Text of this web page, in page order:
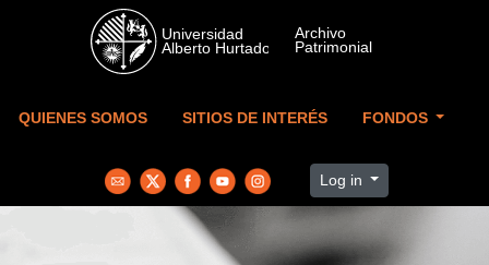
Skip to main content
QUIENES SOMOS SITIOS DE INTERÉS FONDOS
Log in